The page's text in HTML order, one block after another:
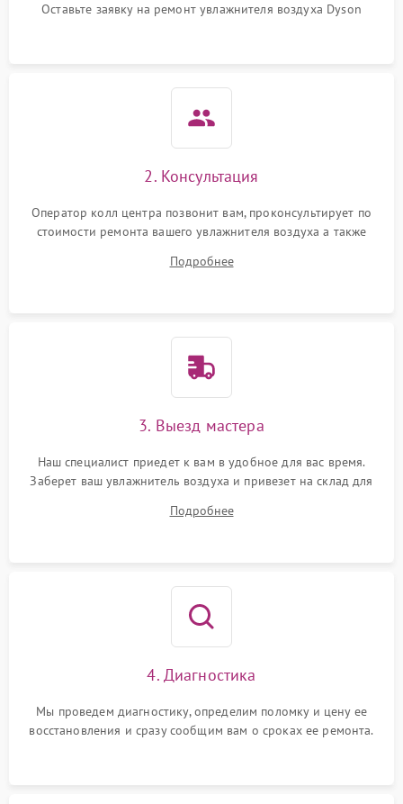
перенапряжения
1000 ₽
1300 ₽
Оставьте заявку на ремонт увлажнителя воздуха Dyson
2. Консультация
Оператор колл центра позвонит вам, проконсультирует по
стоимости ремонта вашего увлажнителя воздуха а также
Подробнее
3. Выезд мастера
Наш специалист приедет к вам в удобное для вас время.
Заберет ваш увлажнитель воздуха и привезет на склад для
Подробнее
4. Диагностика
Мы проведем диагностику, определим поломку и цену ее
восстановления и сразу сообщим вам о сроках ее ремонта.